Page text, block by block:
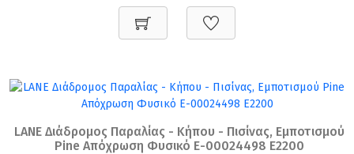
LANE Διάδρομος Παραλίας - Κήπου - Πισίνας, Εμποτισμού
Pine Απόχρωση Φυσικό Ε-00024498 Ε2200